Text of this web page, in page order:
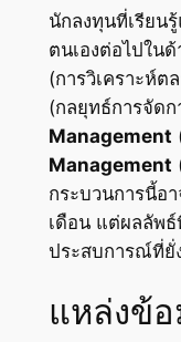
นักลงทุนที่เรียน
ตนเองต่อไปใน
(การวิเคราะห์ต
(กลยุทธ์การจัด
Management
Management
กระบวนการนี้อ
เดือน แต่ผลลัพธ์
ประสบการณ์ที่ยั่
แหล่งข้อ